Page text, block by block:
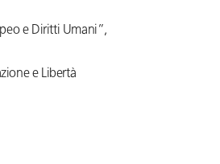
e Diritti Umani”,
e Libertà